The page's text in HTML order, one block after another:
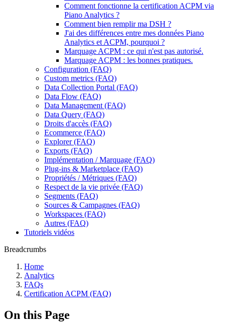
Comment fonctionne la certification ACPM via
Piano Analytics ?
Comment bien remplir ma DSH ?
J'ai des différences entre mes données Piano
Analytics et ACPM, pourquoi ?
Marquage ACPM : ce qui n'est pas autorisé.
Marquage ACPM : les bonnes pratiques.
Configuration (FAQ)
Custom metrics (FAQ)
Data Collection Portal (FAQ)
Data Flow (FAQ)
Data Management (FAQ)
Data Query (FAQ)
Droits d'accès (FAQ)
Ecommerce (FAQ)
Explorer (FAQ)
Exports (FAQ)
Implémentation / Marquage (FAQ)
Plug-ins & Marketplace (FAQ)
Propriétés / Métriques (FAQ)
Respect de la vie privée (FAQ)
Segments (FAQ)
Sources & Campagnes (FAQ)
Workspaces (FAQ)
Autres (FAQ)
Tutoriels vidéos
Breadcrumbs
Home
Analytics
FAQs
Certification ACPM (FAQ)
On this Page